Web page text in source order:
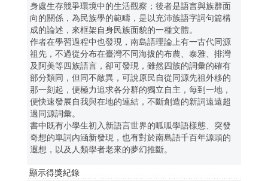
身處生存競爭環境中的生活觀察；後者是語言與族群面
向的關係，為民族學的範疇，是以充沛族語字詞句篇構
成的論述，來框架自身民族面貌的一種文體。
作者在學習過程中也發現，南島語理論上有一古代同源
祖先，不過從分布在臺灣不同海拔的布農、泰雅、排灣
及阿美等四族語言，卻可發現，雖然四族的詞彙的確有
部分類同，但同不敵異，可說原民自從同源先祖外移的
那一刻起，便極力追求各分群的獨立自主，每到一地，
便快速發展自我與在地的連結，不斷創造的新詞遠遠超
過同源詞彙。
書中既有小學生初入新語言世界的呱呱學語樣態、突發
奇想的單詞內涵新發現，也有對於南島語千百年源頭的
遐想，以及人類學者老來的夢幻推斷。
顯示得獎紀錄